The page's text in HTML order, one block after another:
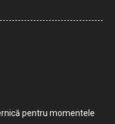
pentru momentele